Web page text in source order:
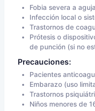
Fobia severa a
Infección local o
Trastornos de
Prótesis o
de punción (si no
Precauciones:
Pacientes
Embarazo (uso
Trastornos
Niños menores de